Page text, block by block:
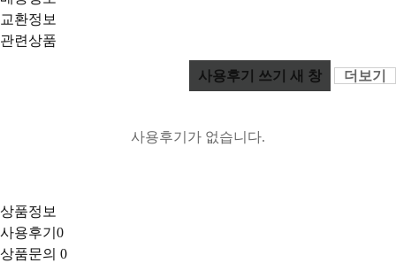
교환정보
관련상품
사용후기 쓰기 새 창 더보기
사용후기가 없습니다.
상품정보
사용후기 0
상품문의 0